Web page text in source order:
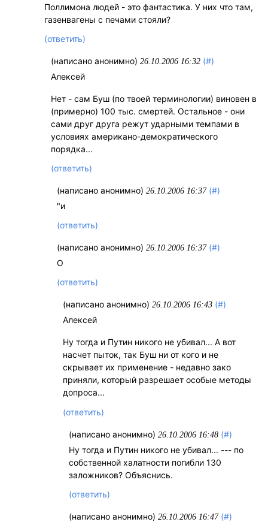
Поллимона людей - это фантастика. У них что там,
газенвагены с печами стояли?
(ответить)
(написано анонимно) 26.10.2006 16:32 (#)
Алексей
Нет - сам Буш (по твоей терминологии) виновен в
(примерно) 100 тыс. смертей. Остальное - они
сами друг друга режут ударными темпами в
условиях американо-демократического
порядка...
(ответить)
(написано анонимно)26.10.2006 16:37 (#)
"и
(ответить)
(написано анонимно)26.10.2006 16:37 (#)
О
(ответить)
(написано анонимно)26.10.2006 16:43 (#)
Алексей
Ну тогда и Путин никого не убивал... А вот
насчет пыток, так Буш ни от кого и не
скрывает их применение - недавно зако
приняли, который разрешает особые методы
допроса...
(ответить)
(написано анонимно)26.10.2006 16:48 (#)
Ну тогда и Путин никого не убивал... --- по
собственной халатности погибли 130
заложников? Объяснись.
(ответить)
(написано анонимно)26.10.2006 16:47 (#)